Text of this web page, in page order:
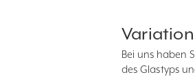
Bei uns haben
des Glastyps